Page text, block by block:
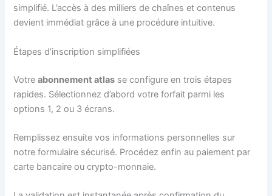
simplifié. L’accès à des milliers de chaînes et contenus
devient immédiat grâce à une procédure intuitive.
Étapes d’inscription simplifiées
Votreabonnement atlas se configure en trois étapes
rapides. Sélectionnez d’abord votre forfait parmi les
options 1, 2 ou 3 écrans.
Remplissez ensuite vos informations personnelles sur
notre formulaire sécurisé. Procédez enfin au paiement par
carte bancaire ou crypto-monnaie.